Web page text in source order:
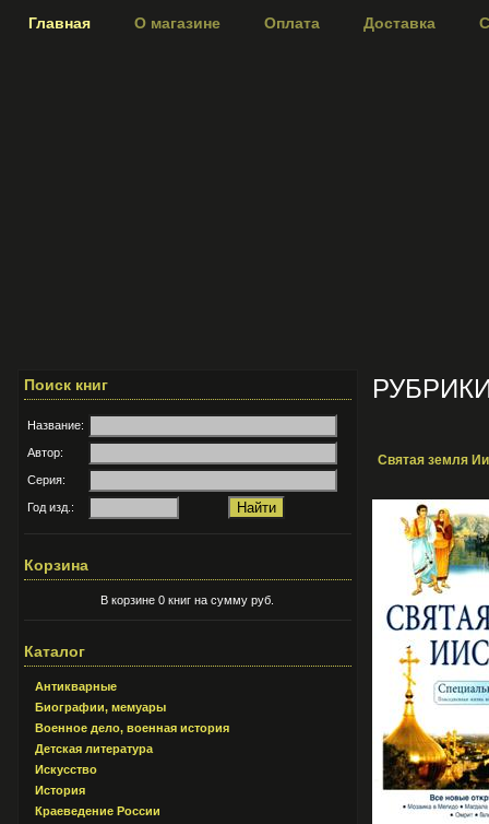
Главная О магазине Оплата Доставка
Поиск книг
Название:
Автор:
Серия:
Год изд.:
Корзина
В корзине 0 книг на сумму руб.
Каталог
Антикварные
Биографии, мемуары
Военное дело, военная история
Детская литература
Искусство
История
Краеведение России
Святая земля